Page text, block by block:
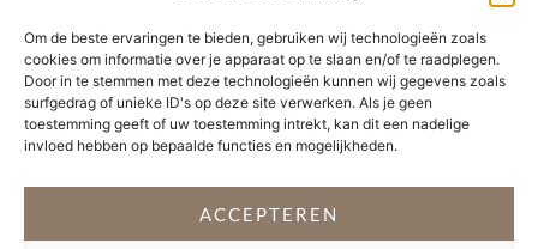
Om de beste ervaringen te bieden, gebruiken wij technologieën zoals
cookies om informatie over je apparaat op te slaan en/of te raadplegen.
Door in te stemmen met deze technologieën kunnen wij gegevens zoals
surfgedrag of unieke ID's op deze site verwerken. Als je geen
toestemming geeft of uw toestemming intrekt, kan dit een nadelige
invloed hebben op bepaalde functies en mogelijkheden.
ACCEPTEREN
Midden in de Alpen en aan het grootste meer van Tirol
vind je het familieparadijs Sporthotel Achensee. Dit luxe
familiehotel wordt gerund door een familie. Het is een
plek waar je je in een mum van tijd thuis voelt. Je
compleet in de watten gelegd met culinaire
verwennerijen […]